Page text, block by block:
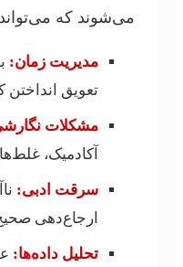
می‌شوند که
مدیریت زمان:
تعویق انداختن
مشکلات
آکادمیک،
سرقت ادبی:
ارجاع‌دهی
تحلیل داده‌ها: